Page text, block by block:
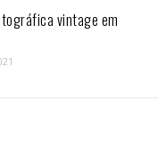
vintage em